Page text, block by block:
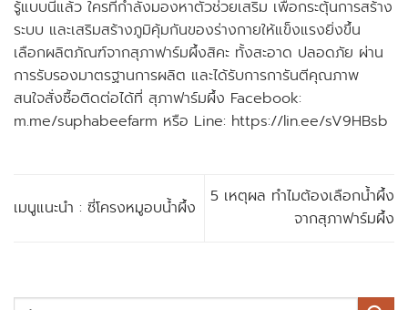
รู้แบบนี้แล้ว ใครที่กำลังมองหาตัวช่วยเสริม เพื่อกระตุ้นการสร้าง
ระบบ และเสริมสร้างภูมิคุ้มกันของร่างกายให้แข็งแรงยิ่งขึ้น
เลือกผลิตภัณฑ์จากสุภาฟาร์มผึ้งสิคะ ทั้งสะอาด ปลอดภัย ผ่าน
การรับรองมาตรฐานการผลิต และได้รับการการันตีคุณภาพ
สนใจสั่งซื้อติดต่อได้ที่ สุภาฟาร์มผึ้ง Facebook:
m.me/suphabeefarm หรือ Line: https://lin.ee/sV9HBsb
เมนูแนะนำ : ซี่โครงหมูอบน้ำผึ้ง
5 เหตุผล ทำไมต้องเลือกน้ำผึ้ง
จากสุภาฟาร์มผึ้ง